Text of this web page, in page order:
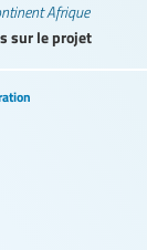
Afrique
sur le projet